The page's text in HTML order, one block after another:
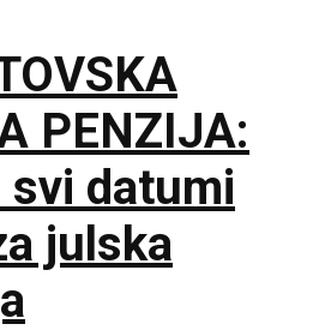
PENZIJA:
svi datumi
julska